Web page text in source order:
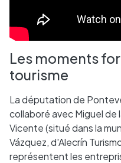
Les moments
tourisme
La députation de
collaboré avec Miguel de
Vicente (situé dans la
Vázquez, d'Alecrín
représentent les